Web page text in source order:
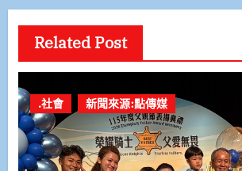
Related Post
.社會 新聞來源:點傳媒